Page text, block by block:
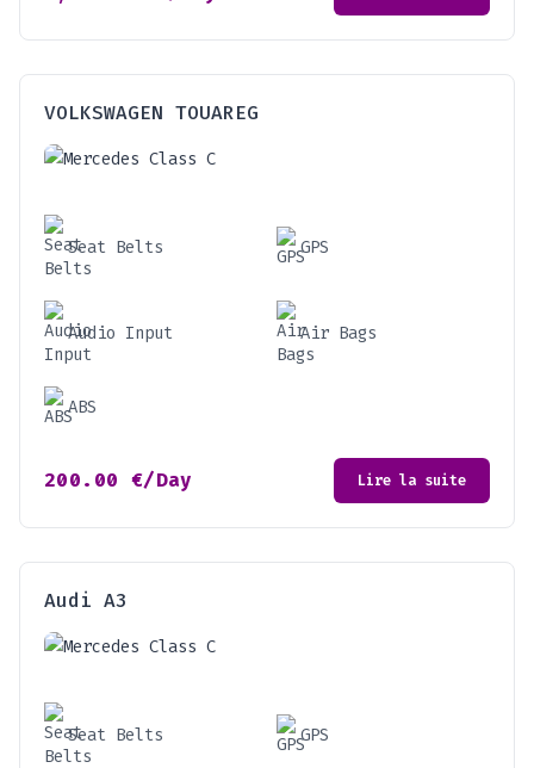
VOLKSWAGEN TOUAREG
Seat Belts GPS
Audio Input Air Bags
ABS
200.00 €/Day Lire la suite
Audi A3
Seat Belts GPS